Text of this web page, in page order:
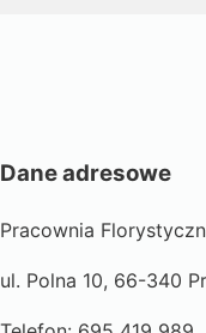
Dane adresowe
Pracownia
ul. Polna 10, 66-340